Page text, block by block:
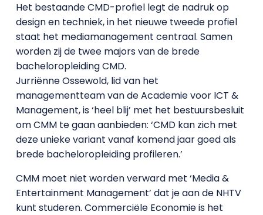
Het bestaande CMD-profiel legt de nadruk op
design en techniek, in het nieuwe tweede profiel
staat het mediamanagement centraal. Samen
worden zij de twee majors van de brede
bacheloropleiding CMD.
Jurriënne Ossewold, lid van het
managementteam van de Academie voor ICT &
Management, is ‘heel blij’ met het bestuursbesluit
om CMM te gaan aanbieden: ‘CMD kan zich met
deze unieke variant vanaf komend jaar goed als
brede bacheloropleiding profileren.’
CMM moet niet worden verward met ‘Media &
Entertainment Management’ dat je aan de NHTV
kunt studeren. Commerciële Economie is het